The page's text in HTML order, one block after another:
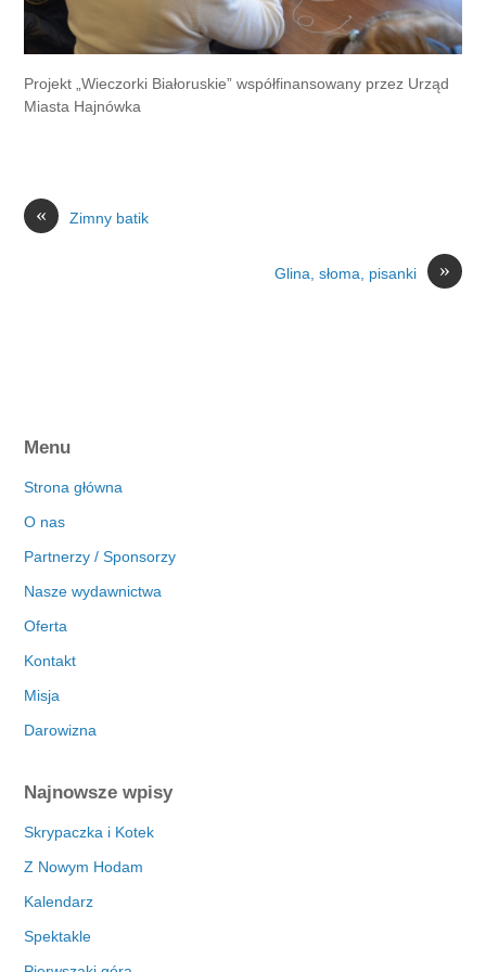
Projekt „Wieczorki Białoruskie” współfinansowany przez Urząd
Miasta Hajnówka
« Zimny batik
»
Glina, słoma, pisanki
Menu
Strona główna
O nas
Partnerzy / Sponsorzy
Nasze wydawnictwa
Oferta
Kontakt
Misja
Darowizna
Najnowsze wpisy
Skrypaczka i Kotek
Z Nowym Hodam
Kalendarz
Spektakle